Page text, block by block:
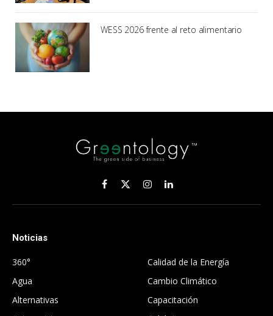
WESS 2026 frente al reto alimentario
Facebook
X
(Twitter)
InstagramLinkedIn
Noticias
360°
Agua
Alternativas
Calidad de la Energía
Cambio Climático
Capacitación